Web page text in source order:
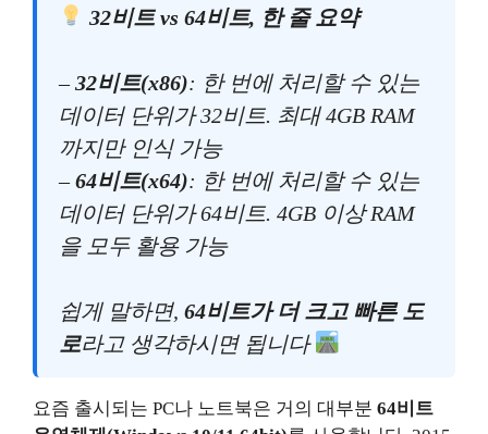
32비트 vs 64비트, 한 줄 요약
–32비트(x86): 한 번에 처리할 수 있는
데이터 단위가 32비트. 최대 4GB RAM
까지만 인식 가능
–64비트(x64): 한 번에 처리할 수 있는
데이터 단위가 64비트. 4GB 이상 RAM
을 모두 활용 가능
쉽게 말하면, 64비트가 더 크고 빠른 도
로라고 생각하시면 됩니다
요즘 출시되는 PC나 노트북은 거의 대부분 64비트